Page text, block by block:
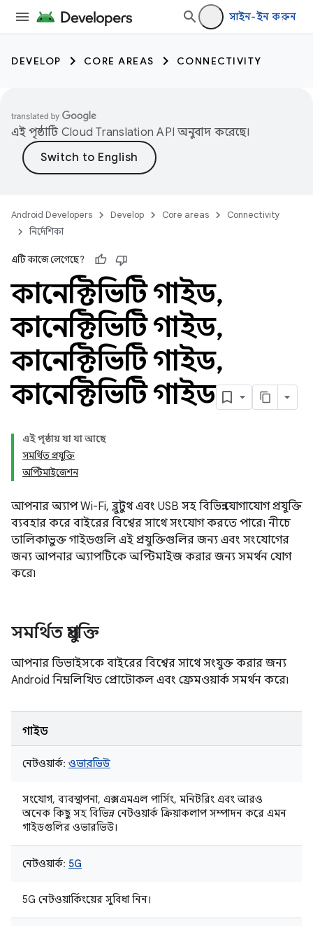
সাইন-ইন করুন
DEVELOP CORE AREAS CONNECTIVITY
এই পৃষ্ঠাটি Cloud Translation API অনুবাদ করেছে।
Android Developers Develop Core areas
Connectivity
নির্দেশিকা
এটি কাজে লেগেছে?
কানেক্টিভিটি গাইড,
কানেক্টিভিটি গাইড,
কানেক্টিভিটি গাইড,
কানেক্টিভিটি গাইড
এই পৃষ্ঠায় যা যা আছে
সমর্থিত প্রযুক্তি
অপ্টিমাইজেশন
আপনার অ্যাপ Wi-Fi, ব্লুটুথ এবং USB সহ বিভিন্ন যোগাযোগ প্রযুক্তি
ব্যবহার করে বাইরের বিশ্বের সাথে সংযোগ করতে পারে৷ নীচে
তালিকাভুক্ত গাইডগুলি এই প্রযুক্তিগুলির জন্য এবং সংযোগের
জন্য আপনার অ্যাপটিকে অপ্টিমাইজ করার জন্য সমর্থন যোগ
করে৷
সমর্থিত প্রযুক্তি
আপনার ডিভাইসকে বাইরের বিশ্বের সাথে সংযুক্ত করার জন্য
Android নিম্নলিখিত প্রোটোকল এবং ফ্রেমওয়ার্ক সমর্থন করে৷
গাইড
নেটওয়ার্ক: ওভারভিউ
সংযোগ, ব্যবস্থাপনা, এক্সএমএল পার্সিং, মনিটরিং এবং আরও
অনেক কিছু সহ বিভিন্ন নেটওয়ার্ক ক্রিয়াকলাপ সম্পাদন করে এমন
গাইডগুলির ওভারভিউ।
নেটওয়ার্ক: 5G
5G নেটওয়ার্কিংয়ের সুবিধা নিন।